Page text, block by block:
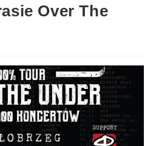
Over The